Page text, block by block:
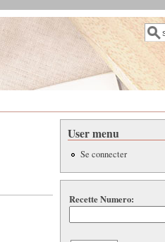
User menu
Se connecter
Recette Numero: